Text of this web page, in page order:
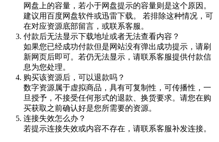
网盘上的容量，若小于网盘提示的容量则是这个原因。
建议用百度网盘软件或迅雷下载。 若排除这种情况，可
在对应资源底部留言，或联系客服。
付款后无法显示下载地址或者无法查看内容？
如果您已经成功付款但是网站没有弹出成功提示，请刷
新网页后即可。若仍无法显示，请联系客服提供付款信
息为您处理。
购买该资源后，可以退款吗？
数字资源属于虚拟商品，具有可复制性，可传播性，一
旦授予，不接受任何形式的退款、换货要求。请您在购
买获取之前确认好是您所需要的资源。
连接失效怎么办？
若提示连接失效或内容不存在，请联系客服补发连接。